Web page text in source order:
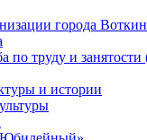
города
по труду и занятости
и истории